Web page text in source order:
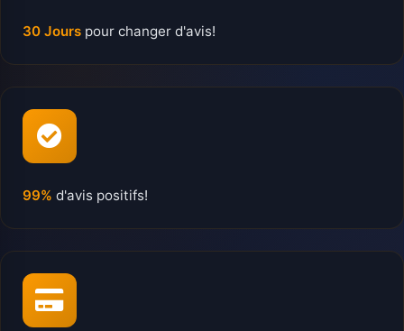
30 Jours pour changer d'avis!
99% d'avis positifs!